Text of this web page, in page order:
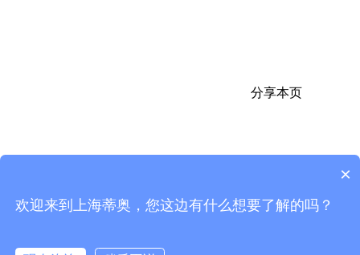
分享本页
微信
×
欢迎来到上海蒂奥，您这边有什么想要了解的吗？